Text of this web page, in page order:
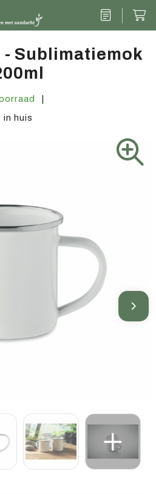
- Sublimatiemok
huis